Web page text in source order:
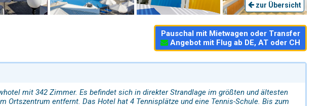
zur Übersicht
Pauschal mit Mietwagen oder Transfer
Angebot mit Flug ab DE, AT oder CH
mit 342 Zimmer. Es befindet sich in direkter Strandlage im größten und ältesten
Ortszentrum entfernt. Das Hotel hat 4 Tennisplätze und eine Tennis-Schule. Bis zum